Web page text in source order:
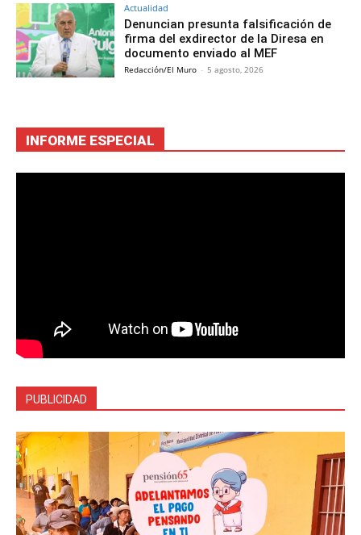
Actualidad
Denuncian presunta falsificación de
firma del exdirector de la Diresa en
documento enviado al MEF
Redacción/El Muro - 5 agosto, 2026
INFORME ESPECIAL
PUBLICIDAD